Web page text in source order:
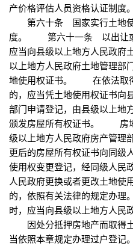
产价格评估人员资格认证制
第六十条 国家实行土地使
度。 第六十一条 以出让或
应当向县级以上地方人民政府
以上地方人民政府土地管理部
地使用权证书。 在依法取
的，应当凭土地使用权证书向
部门申请登记，由县级以上地
颁发房屋所有权证书。 房
级以上地方人民政府房产管理
更后的房屋所有权证书向同级
使用权变更登记，经同级人民
人民政府更换或者更改土地
的，依照有关法律的规定
时，应当向县级以上地方人民
因处分抵押房地产而取得
当依照本章规定办理过户